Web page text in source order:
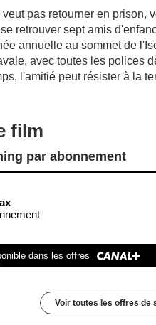
pas retourner en prison,
retrouver sept amis
annuelle au sommet de
avec toutes les polices
l'amitié peut résister à la
film
par abonnement
dans les offres
Voir toutes les offres de